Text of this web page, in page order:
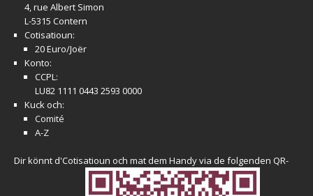
4, rue Albert Simon
L-5315 Contern
Cotisatioun:
20 Euro/Joër
Konto:
CCPL:
LU82 1111 0443 2593 0000
Kuck och:
Comité
A-Z
Dir könnt d'Cotisatioun och mat dem Handy via de folgenden QR-